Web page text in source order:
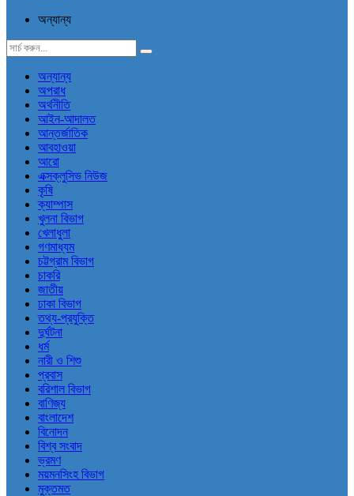
অন্যান্য
অন্যান্য
অপরাধ
অর্থনীতি
আইন-আদালত
আন্তর্জাতিক
আবহাওয়া
আরো
এক্সক্লুসিভ নিউজ
কৃষি
ক্যাম্পাস
খুলনা বিভাগ
খেলাধুলা
গণমাধ্যম
চট্টগ্রাম বিভাগ
চাকরি
জাতীয়
ঢাকা বিভাগ
তথ্য-প্রযুক্তি
দুর্ঘটনা
ধর্ম
নারী ও শিশু
প্রবাস
বরিশাল বিভাগ
বাণিজ্য
বাংলাদেশ
বিনোদন
বিশ্ব সংবাদ
ভ্রমণ
ময়মনসিংহ বিভাগ
মুক্তমত